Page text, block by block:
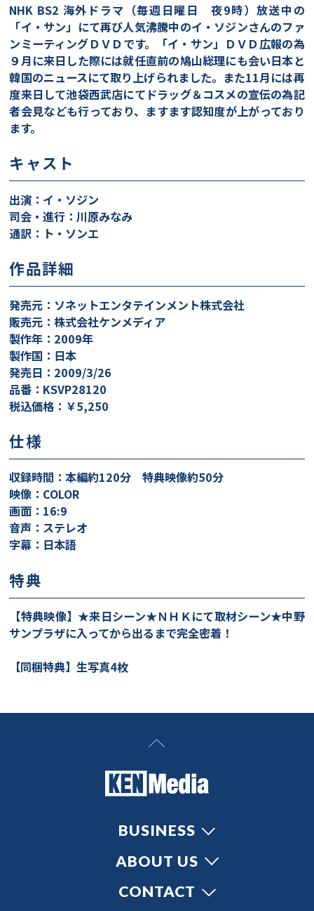
NHK BS2 海外ドラマ（毎週日曜日 夜9時）放送中の
「イ・サン」にて再び人気沸騰中のイ・ソジンさんのファ
ンミーティングＤＶＤです。「イ・サン」ＤＶＤ広報の為
９月に来日した際には就任直前の鳩山総理にも会い日本と
韓国のニュースにて取り上げられました。また11月には再
度来日して池袋西武店にてドラッグ＆コスメの宣伝の為記
者会見なども行っており、ますます認知度が上がっており
ます。
キャスト
出演：イ・ソジン
司会・進行：川原みなみ
通訳：ト・ソンエ
作品詳細
発売元：ソネットエンタテインメント株式会社
販売元：株式会社ケンメディア
製作年：2009年
製作国：日本
発売日：2009/3/26
品番：KSVP28120
税込価格：￥5,250
仕様
収録時間：本編約120分 特典映像約50分
映像：COLOR
画面：16:9
音声：ステレオ
字幕：日本語
特典
【特典映像】★来日シーン★ＮＨＫにて取材シーン★中野
サンプラザに入ってから出るまで完全密着！
【同梱特典】生写真4枚
BUSINESS
ABOUT US
CONTACT